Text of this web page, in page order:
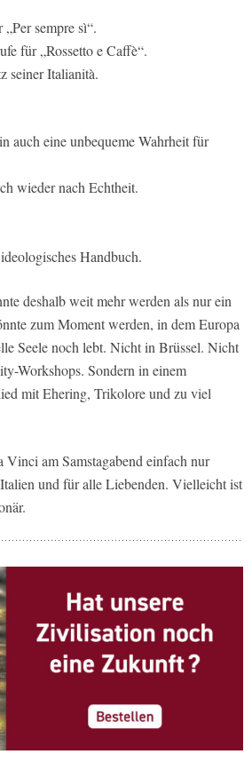
sempre sì“.
für „Rossetto e Caffè“.
seiner Italianità.
auch eine unbequeme Wahrheit für
wieder nach Echtheit.
Handbuch.
deshalb weit mehr werden als nur ein
zum Moment werden, in dem Europa
Seele noch lebt. Nicht in Brüssel. Nicht
Workshops. Sondern in einem
mit Ehering, Trikolore und zu viel
am Samstagabend einfach nur
und für alle Liebenden. Vielleicht ist